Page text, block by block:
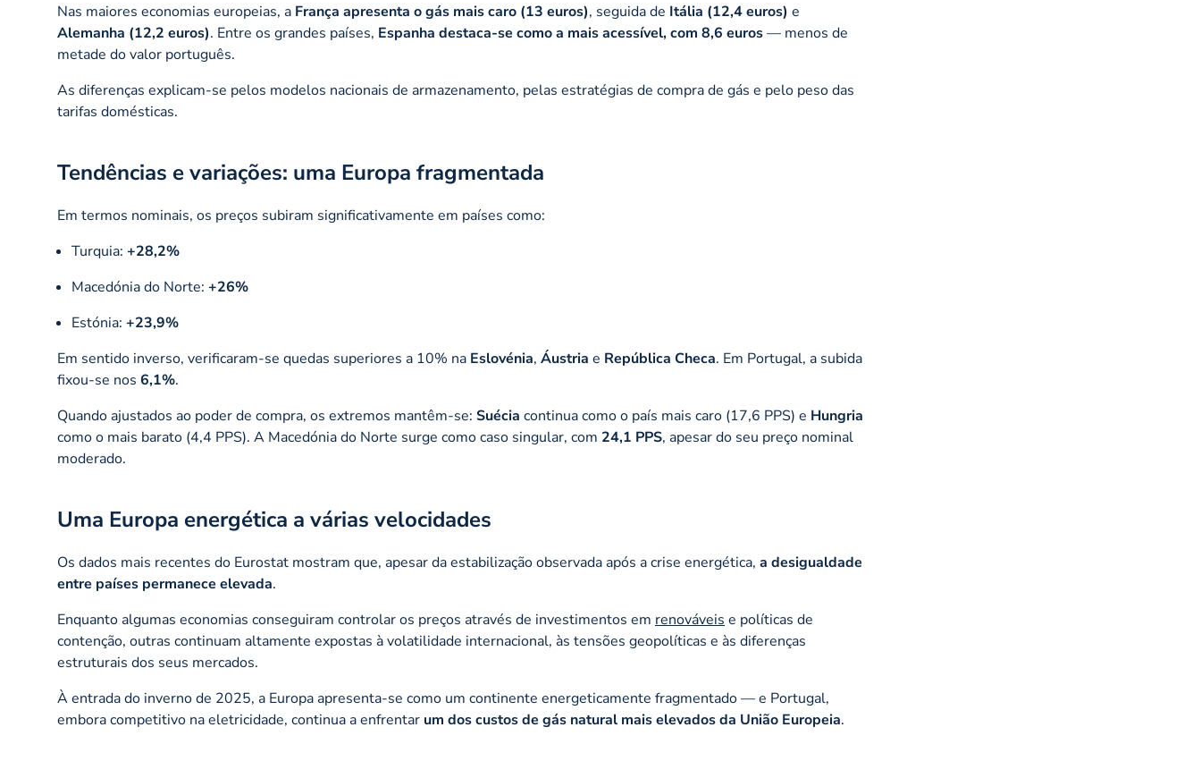
Nas maiores economias europeias, a França apresenta o gás mais caro (13 euros), seguida de Itália (12,4 euros) e
Alemanha (12,2 euros). Entre os grandes países, Espanha destaca-se como a mais acessível, com 8,6 euros— menos de
metade do valor português.
As diferenças explicam-se pelos modelos nacionais de armazenamento, pelas estratégias de compra de gás e pelo peso das
tarifas domésticas.
Tendências e variações: uma Europa fragmentada
Em termos nominais, os preços subiram significativamente em países como:
Turquia: +28,2%
Macedónia do Norte: +26%
Estónia: +23,9%
Em sentido inverso, verificaram-se quedas superiores a 10% na Eslovénia, Áustria e República Checa. Em Portugal, a subida
fixou-se nos 6,1%.
Quando ajustados ao poder de compra, os extremos mantêm-se: Suécia continua como o país mais caro (17,6 PPS) e Hungria
como o mais barato (4,4 PPS). A Macedónia do Norte surge como caso singular, com 24,1 PPS, apesar do seu preço nominal
moderado.
Uma Europa energética a várias velocidades
Os dados mais recentes do Eurostat mostram que, apesar da estabilização observada após a crise energética, a desigualdade
entre países permanece elevada.
Enquanto algumas economias conseguiram controlar os preços através de investimentos em renováveis e políticas de
contenção, outras continuam altamente expostas à volatilidade internacional, às tensões geopolíticas e às diferenças
estruturais dos seus mercados.
À entrada do inverno de 2025, a Europa apresenta-se como um continente energeticamente fragmentado — e Portugal,
embora competitivo na eletricidade, continua a enfrentar um dos custos de gás natural mais elevados da União Europeia.